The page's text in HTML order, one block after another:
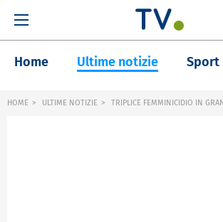
Home Ultime notizie Sport
HOME ULTIME NOTIZIE TRIPLICE FEMMINICIDIO IN